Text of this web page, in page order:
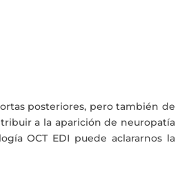
posteriores, pero también de
a la aparición de neuropatía
OCT EDI puede aclararnos la